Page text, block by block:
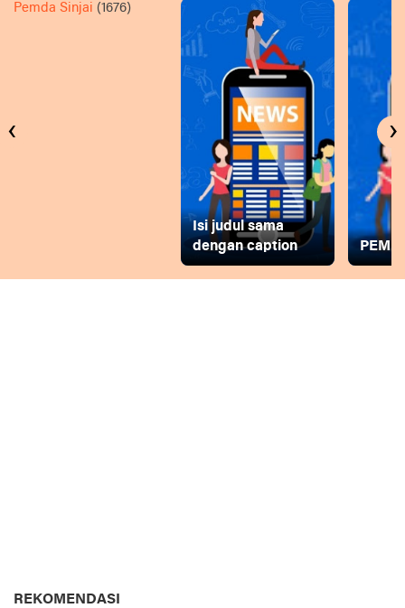
Pemda Sinjai (1676)
Isi judul sama
dengan caption
‹ ›
REKOMENDASI